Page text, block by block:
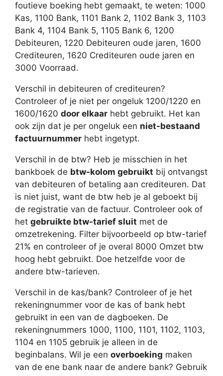
foutieve boeking hebt gemaakt, te weten: 1000
Kas, 1100 Bank, 1101 Bank 2, 1102 Bank 3, 1103
Bank 4, 1104 Bank 5, 1105 Bank 6, 1200
Debiteuren, 1220 Debiteuren oude jaren, 1600
Crediteuren, 1620 Crediteuren oude jaren en
3000 Voorraad.
Verschil in debiteuren of crediteuren?
Controleer of je niet per ongeluk 1200/1220 en
1600/1620 door elkaar hebt gebruikt. Het kan
ook zijn dat je per ongeluk een niet-bestaand
factuurnummer hebt ingetypt.
Verschil in de btw? Heb je misschien in het
bankboek de btw-kolom gebruikt bij ontvangst
van debiteuren of betaling aan crediteuren. Dat
is niet juist, want de btw heb je al geboekt bij
de registratie van de factuur. Controleer ook of
het gebruikte btw-tarief sluit met de
omzetrekening. Filter bijvoorbeeld op btw-tarief
21% en controleer of je overal 8000 Omzet btw
hoog hebt gebruikt. Doe hetzelfde voor de
andere btw-tarieven.
Verschil in de kas/bank? Controleer of je het
rekeningnummer voor de kas of bank hebt
gebruikt in een van de dagboeken. De
rekeningnummers 1000, 1100, 1101, 1102, 1103,
1104 en 1105 gebruik je alleen in de
beginbalans. Wil je een overboeking maken
van de ene bank naar de andere bank? Gebruik